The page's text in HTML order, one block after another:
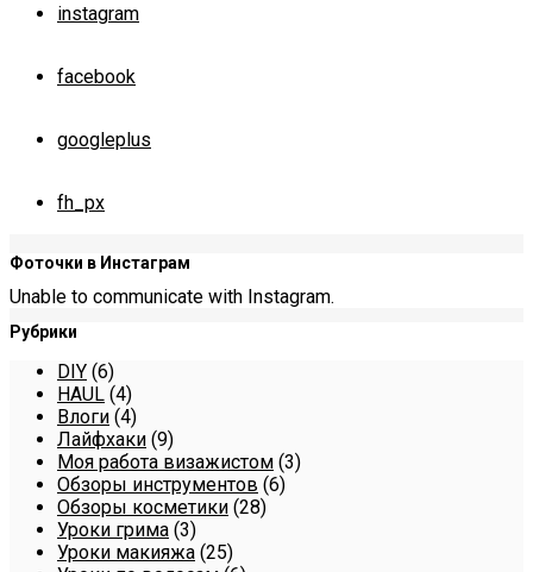
instagram
facebook
googleplus
fh_px
Фоточки в Инстаграм
Unable to communicate with Instagram.
Рубрики
DIY (6)
HAUL (4)
Влоги (4)
Лайфхаки (9)
Моя работа визажистом (3)
Обзоры инструментов (6)
Обзоры косметики (28)
Уроки грима (3)
Уроки макияжа (25)